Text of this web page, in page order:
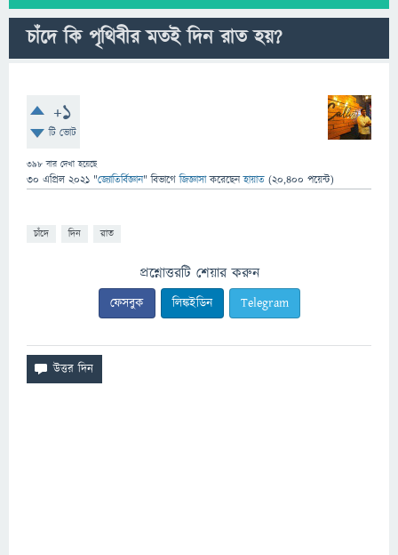
চাঁদে কি পৃথিবীর মতই দিন রাত হয়?
+1
টি ভোট
398 বার দেখা হয়েছে
30 এপ্রিল 2021 "জ্যোতির্বিজ্ঞান" বিভাগে জিজ্ঞাসাকরেছেনহায়াত (20,400 পয়েন্ট)
চাঁদে দিন রাত
প্রশ্নোত্তরটি শেয়ার করুন
ফেসবুক লিঙ্কইডিন Telegram